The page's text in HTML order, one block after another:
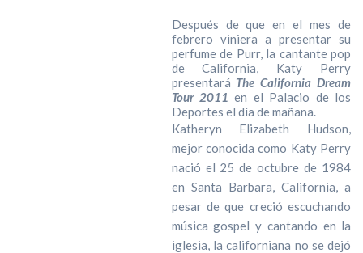
Después de que en el mes de
febrero viniera a presentar su
perfume de Purr, la cantante pop
de California, Katy Perry
presentará The California Dream
Tour 2011 en el Palacio de los
Deportes el dìa de mañana.
Katheryn Elizabeth Hudson,
mejor conocida como Katy Perry
nació el 25 de octubre de 1984
en Santa Barbara, California, a
pesar de que creció escuchando
música gospel y cantando en la
iglesia, la californiana no se dejó